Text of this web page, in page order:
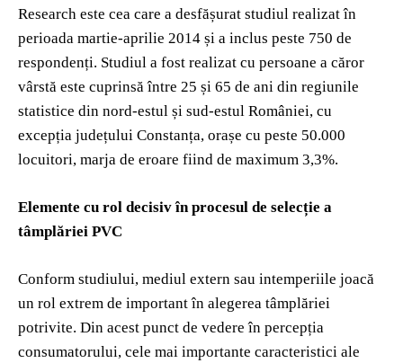
Research este cea care a desfășurat studiul realizat în
perioada martie-aprilie 2014 și a inclus peste 750 de
respondenți. Studiul a fost realizat cu persoane a căror
vârstă este cuprinsă între 25 și 65 de ani din regiunile
statistice din nord-estul și sud-estul României, cu
excepția județului Constanța, orașe cu peste 50.000
locuitori, marja de eroare fiind de maximum 3,3%.
Elemente cu rol decisiv în procesul de selecție a
tâmplăriei PVC
Conform studiului, mediul extern sau intemperiile joacă
un rol extrem de important în alegerea tâmplăriei
potrivite. Din acest punct de vedere în percepția
consumatorului, cele mai importante caracteristici ale